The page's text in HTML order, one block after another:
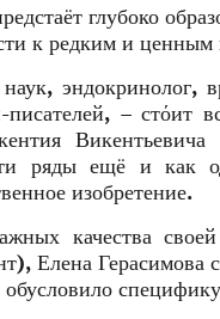
глубоко
к редким и ценным
эндокринолог,
писателей, –
ряды ещё и как
изобретение.
качества
Елена
обусловило